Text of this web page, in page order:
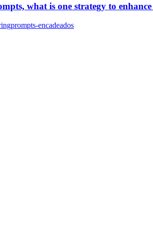
what is one strategy to
prompts-encadeados